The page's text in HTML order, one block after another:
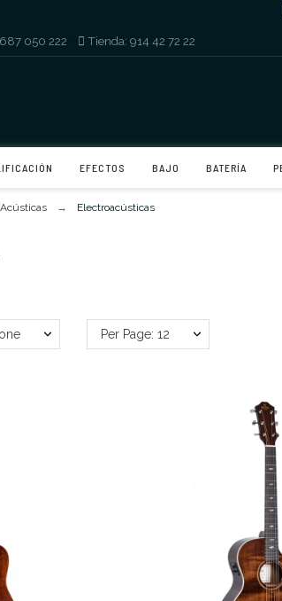
050 222 Tienda: 914 42 72 22
EFECTOS BAJO BATERÍA
Electroacústicas
Per Page: 12